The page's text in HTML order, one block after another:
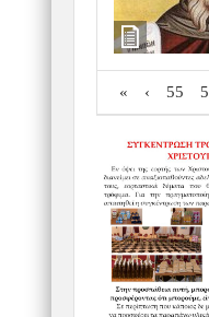
« ‹ 55